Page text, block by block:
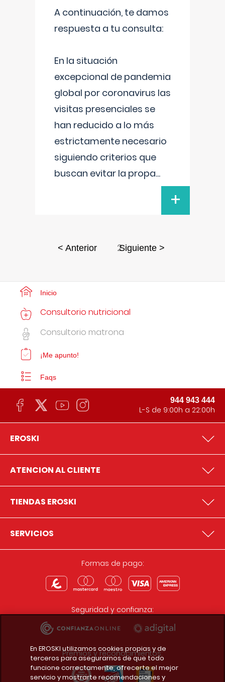
A continuación, te damos
respuesta a tu consulta:
En la situación
excepcional de pandemia
global por coronavirus las
visitas presenciales se
han reducido a lo más
estrictamente necesario
siguiendo criterios que
buscan evitar la propa...
+
< Anterior 2Siguiente >
Inicio
Consultorio nutricional
Consultorio matrona
¡Me apunto!
Faqs
944 943 444
L-S de 9:00h a 22:00h
EROSKI
ATENCION AL CLIENTE
TIENDAS EROSKI
SERVICIOS
Formas de pago:
Seguridad y confianza:
Premios y reconocimientos:
En EROSKI utilizamos cookies propias y de
terceros para asegurarnos de que todo
funcione correctamente, ofrecerte el mejor
servicio y mostrarte recomendaciones y